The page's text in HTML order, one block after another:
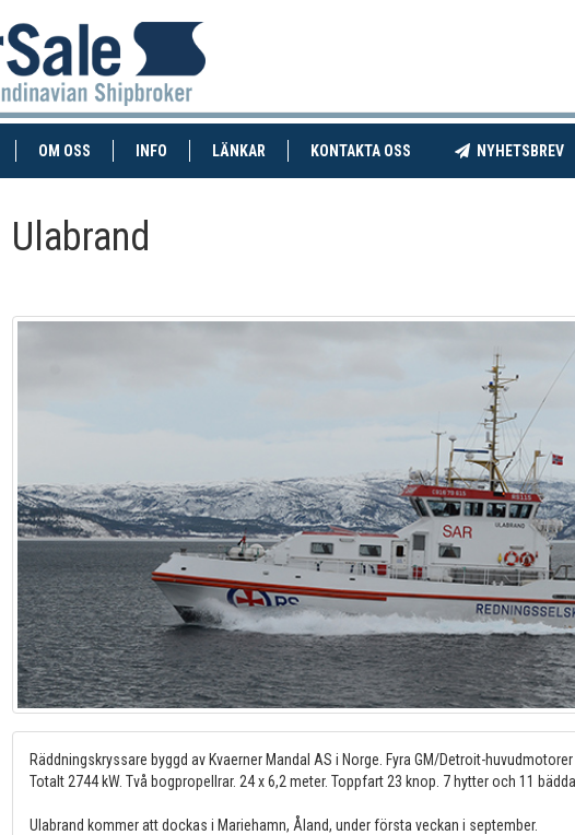
(CURRENT)OM OSS INFO LÄNKAR KONTAKTA OSS (CURRENT)NYHETSBREV
Ulabrand
Räddningskryssare byggd av Kvaerner Mandal AS i Norge. Fyra GM/Detroit-
Totalt 2744 kW. Två bogpropellrar. 24 x 6,2 meter. Toppfart 23 knop. 7 hytter och 11
Ulabrand kommer att dockas i Mariehamn, Åland, under första veckan i september.